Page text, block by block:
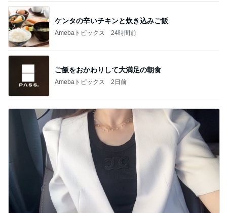
ケンタの辛いチキンと炊き込みご飯
Amebaトピックス 24時間前
ご飯をおかわりして大満足の朝食
Amebaトピックス 2日前